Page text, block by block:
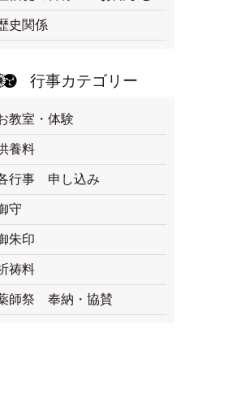
史関係
行事カテゴリー
教室・体験
養料
行事 申し込み
守
朱印
祷料
師祭 奉納・協賛